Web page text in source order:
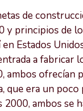
de
y principios de
Estados
a fabricar
ambos ofrecían
era un poco
ambos se